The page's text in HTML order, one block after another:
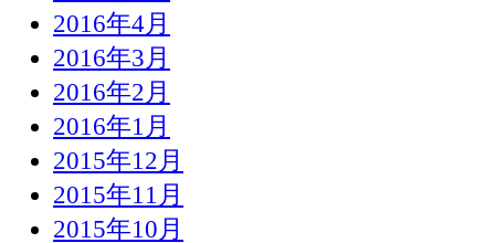
2016年4月
2016年3月
2016年2月
2016年1月
2015年12月
2015年11月
2015年10月